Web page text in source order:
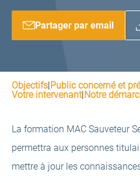
Partager par email
Objectifs|Public concerné et
Votre intervenant|Notre
La formation MAC Sauveteur
permettra aux personnes
mettre à jour les